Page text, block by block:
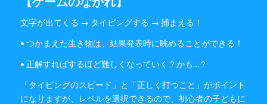
文字が出てくる → タイピングする → 捕まえる！
• つかまえた生き物は、結果発表時に眺めることができる！
• 正解すればするほど難しくなっていく？かも…？
「タイピングのスピード」と「正しく打つこと」がポイント
になりますが、レベルを選択できるので、初心者の子どもに